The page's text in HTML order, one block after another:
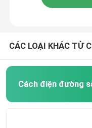
Scaffolding cách
Profile Pultrusion
CÁC LOẠI KHÁC TỪ
Cách điện đường